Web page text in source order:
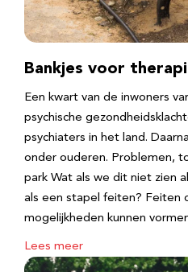
Bankjes voor
Een kwart van de inwoners
psychische
psychiaters in het land.
onder ouderen. Problemen,
park Wat als we dit niet zien
als een stapel feiten? Feiten
mogelijkheden kunnen
Lees meer